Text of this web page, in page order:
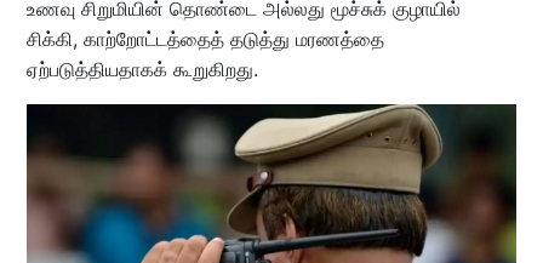
உணவு சிறுமியின் தொண்டை அல்லது மூச்சுக் குழாயில்
சிக்கி, காற்றோட்டத்தைத் தடுத்து மரணத்தை
ஏற்படுத்தியதாகக் கூறுகிறது.